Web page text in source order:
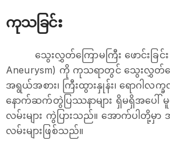
ကုသခြင်း
သွေးလွှတ်ကြောမကြီး ဖောင်းခြင်
Aneurysm) ကို ကုသရာတွင် သွေးလွှတ်က
အရွယ်အစား၊ ကြီးထွားနှုန်း၊ ရောဂါလက္ခ
နောက်ဆက်တွဲပြဿနာများ ရှိမရှိအပေ
လမ်းများ ကွဲပြားသည်။ အောက်ပါတို့
လမ်းများဖြစ်သည်။